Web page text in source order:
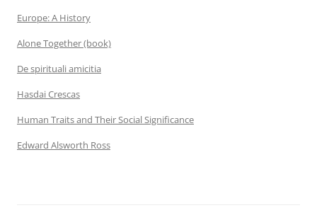
Europe: A History
Alone Together (book)
De spirituali amicitia
Hasdai Crescas
Human Traits and Their Social Significance
Edward Alsworth Ross